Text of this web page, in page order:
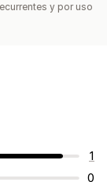
y por uso
1
0